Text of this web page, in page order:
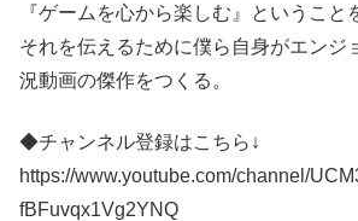
『ゲームを心から楽しむ』ということ
それを伝えるために僕ら自身がエンジ
況動画の傑作をつくる。
◆チャンネル登録はこちら↓
https://www.youtube.com/channel/
fBFuvqx1Vg2YNQ